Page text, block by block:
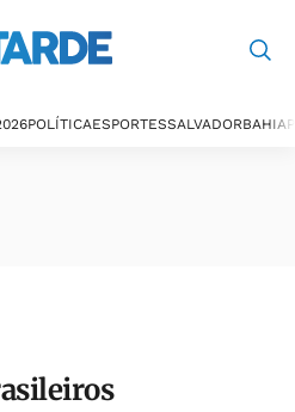
POLÍTICAESPORTESSALVADORBAHIA